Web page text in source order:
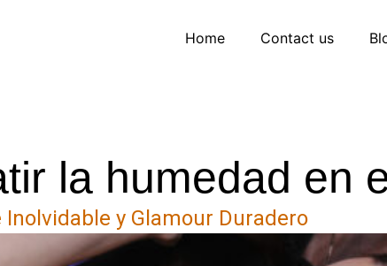
Home
Contact us
la humedad en
y Glamour Duradero